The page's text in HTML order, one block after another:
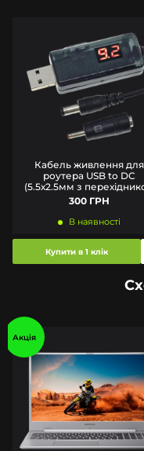
Кабель живлення для
роутера USB to DC
(5.5х2.5мм з
1.35мм) 9V-12V 1A
300 ГРН
В наявності
Купити в 1 клік
Акція